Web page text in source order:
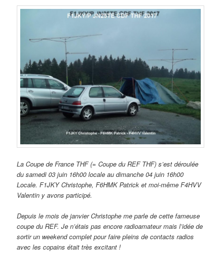
La Coupe de France THF (= Coupe du REF THF) s’est déroulée
du samedi 03 juin 16h00 locale au dimanche 04 juin 16h00
Locale. F1JKY Christophe, F6HMK Patrick et moi-même F4HVV
Valentin y avons participé.
Depuis le mois de janvier Christophe me parle de cette fameuse
coupe du REF. Je n’étais pas encore radioamateur mais l’idée de
sortir un weekend complet pour faire pleins de contacts radios
avec les copains était très excitant !